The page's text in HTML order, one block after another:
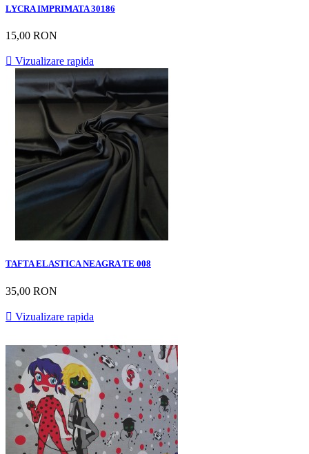
LYCRA IMPRIMATA 30186
15,00 RON
 Vizualizare rapida
TAFTA ELASTICA NEAGRA TE 008
35,00 RON
 Vizualizare rapida